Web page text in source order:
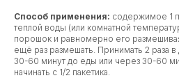
Способ применения: содержимое 1
теплой воды (или комнатной
порошок и равномерно его
ещё раз размешать. Принимать 2 раза
30-60 минут до еды или через 30-60
начинать с 1/2 пакетика.